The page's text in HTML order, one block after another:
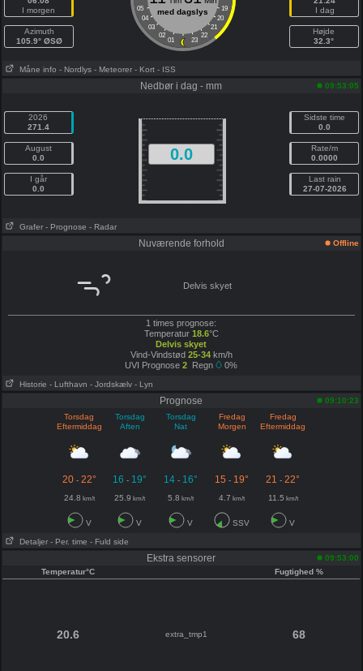
I morgen
Azimuth
105.9° ØSØ
05
19
04
20
03
21
02
22
01 23
med dagslys
I dag
Højde
32.3°
Måne info - Nordlys - Meteorer - Kort - ISS
Nedbør i dag - mm 09:53:05
2026
271.4
August
0.0
I går
0.0
0.0
Sidste time
0.0
Rate/m
0.0000
Last rain
27-07-2026
Grafer - Prognose - Radar
Nuværende forhold Offline
Delvis skyet
1 times prognose:
Temperatur 18.6°C
Delvis skyet
Vind-Vindstød 25-34km/h
UVI Prognose2 Regn 0%
Historie - Lufthavn - Jordskælv - Lyn
Prognose
09:10:23
Torsdag
Eftermiddag
Torsdag
Aften
Torsdag
Nat
Fredag
Morgen
Fredag
Eftermiddag
20- 22° 16 - 19° 14 - 16° 15 - 19° 21 -22°
24.8 km/t 25.9 km/t 5.8 km/t 4.7 km/t 11.5 km/t
V V V SSV V
Detaljer - Per. time - Fuld side
Ekstra sensorer
09:53:00
Temperatur°C
Fugtighed %
20.6 extra_tmp1 68